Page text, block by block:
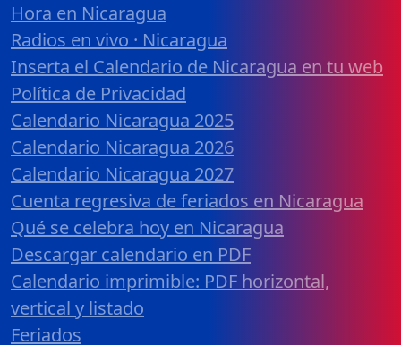
Hora en Nicaragua
Radios en vivo · Nicaragua
Inserta el Calendario de Nicaragua en tu web
Política de Privacidad
Calendario Nicaragua 2025
Calendario Nicaragua 2026
Calendario Nicaragua 2027
Cuenta regresiva de feriados en Nicaragua
Qué se celebra hoy en Nicaragua
Descargar calendario en PDF
Calendario imprimible: PDF horizontal,
vertical y listado
Feriados